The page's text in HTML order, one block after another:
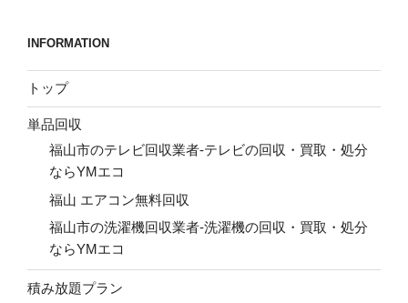
ンINFORMATION
トップ
単品回収
福山市のテレビ回収業者-テレビの回収・買取・処分
ならYMエコ
福山 エアコン無料回収
福山市の洗濯機回収業者-洗濯機の回収・買取・処分
ならYMエコ
積み放題プラン